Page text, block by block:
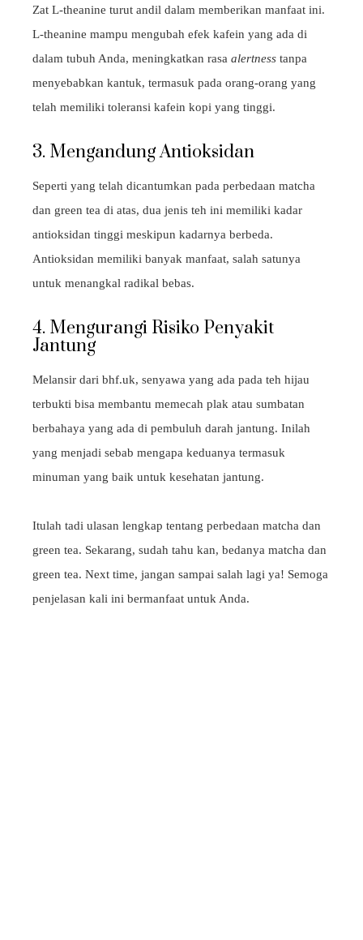
Zat L-theanine turut andil dalam memberikan manfaat ini.
L-theanine mampu mengubah efek kafein yang ada di
dalam tubuh Anda, meningkatkan rasa alertness tanpa
menyebabkan kantuk, termasuk pada orang-orang yang
telah memiliki toleransi kafein kopi yang tinggi.
3. Mengandung Antioksidan
Seperti yang telah dicantumkan pada perbedaan matcha
dan green tea di atas, dua jenis teh ini memiliki kadar
antioksidan tinggi meskipun kadarnya berbeda.
Antioksidan memiliki banyak manfaat, salah satunya
untuk menangkal radikal bebas.
4. Mengurangi Risiko Penyakit
Jantung
Melansir dari bhf.uk, senyawa yang ada pada teh hijau
terbukti bisa membantu memecah plak atau sumbatan
berbahaya yang ada di pembuluh darah jantung. Inilah
yang menjadi sebab mengapa keduanya termasuk
minuman yang baik untuk kesehatan jantung.
Itulah tadi ulasan lengkap tentang perbedaan matcha dan
green tea. Sekarang, sudah tahu kan, bedanya matcha dan
green tea. Next time, jangan sampai salah lagi ya! Semoga
penjelasan kali ini bermanfaat untuk Anda.